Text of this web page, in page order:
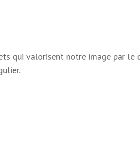
qui valorisent notre image par le